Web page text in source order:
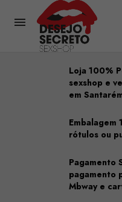

Loja 100%
sexshop e
em
Embalagem
rótulos ou
Pagamento
pagamento
Mbway e